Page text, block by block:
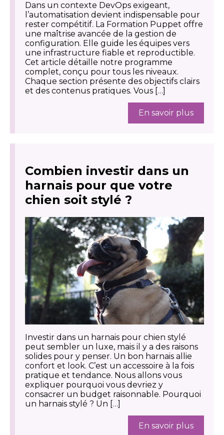
Dans un contexte DevOps exigeant,
l’automatisation devient indispensable pour
rester compétitif. La Formation Puppet offre
une maîtrise avancée de la gestion de
configuration. Elle guide les équipes vers
une infrastructure fiable et reproductible.
Cet article détaille notre programme
complet, conçu pour tous les niveaux.
Chaque section présente des objectifs clairs
et des contenus pratiques. Vous […]
En savoir plus
Combien investir dans un
harnais pour que votre
chien soit stylé ?
Investir dans un harnais pour chien stylé
peut sembler un luxe, mais il y a des raisons
solides pour y penser. Un bon harnais allie
confort et look. C’est un accessoire à la fois
pratique et tendance. Nous allons vous
expliquer pourquoi vous devriez y
consacrer un budget raisonnable. Pourquoi
un harnais stylé ? Un […]
En savoir plus